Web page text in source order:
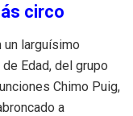
circo
un larguísimo
Edad, del grupo
Chimo Puig,
a